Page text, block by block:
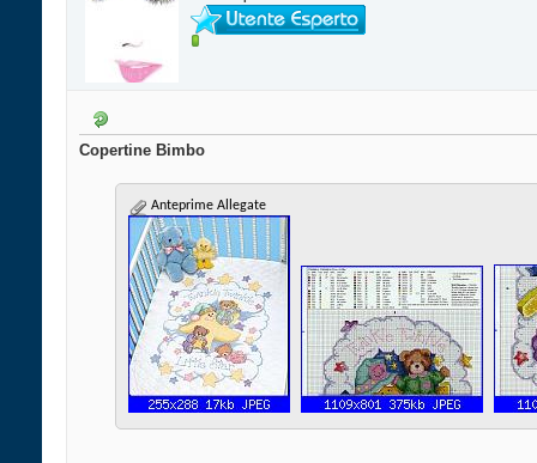
Copertine Bimbo
Anteprime Allegate